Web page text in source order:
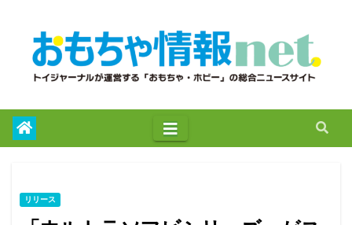
リリース